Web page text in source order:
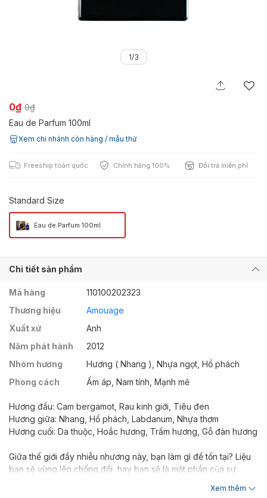
1/3
0₫ 0₫
Eau de Parfum 100ml
Xem chi nhánh còn hàng / mẫu thử
Freeship toàn quốc Chính hãng 100% Đổi trả miễn phí
Standard Size
Eau de Parfum 100ml
Chi tiết sản phẩm
Mã hàng
110100202323
Thương hiệu
Amouage
Xuất xứ
Anh
Năm phát hành
2012
Nhóm hương
Hương ( Nhang ), Nhựa ngọt, Hổ phách
Phong cách
Ấm áp, Nam tính, Mạnh mẽ
Hương đầu: Cam bergamot, Rau kinh giới, Tiêu đen
Hương giữa: Nhang, Hổ phách, Labdanum, Nhựa thơm
Hương cuối: Da thuộc, Hoắc hương, Trầm hương, Gỗ đàn hương
Giữa thế giới đầy nhiễu nhương này, bạn làm gì để tồn tại? Liệu
bạn sẽ vùng lên chống đối, hay bạn sẽ là một phần của sự
Xem thêm